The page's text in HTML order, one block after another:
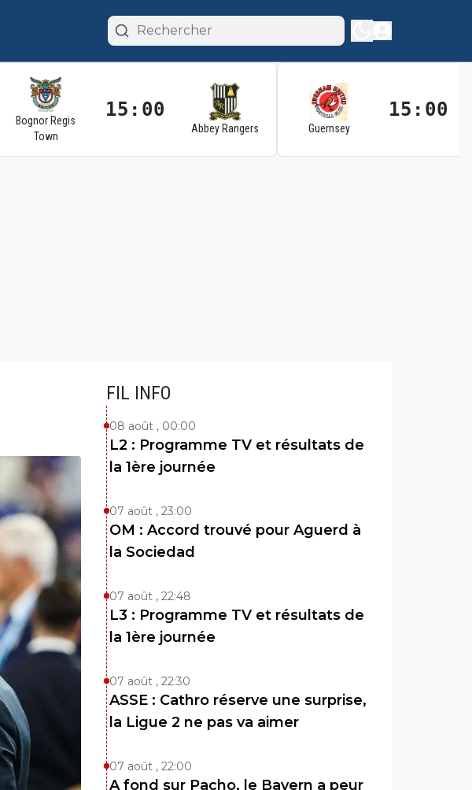
Bognor Regis
Town
15:00
Abbey Rangers Guernsey
15:00
FIL INFO
08 août , 00:00
L2 : Programme TV et résultats de
la 1ère journée
07 août , 23:00
OM : Accord trouvé pour Aguerd à
la Sociedad
07 août , 22:48
L3 : Programme TV et résultats de
la 1ère journée
07 août , 22:30
ASSE : Cathro réserve une surprise,
la Ligue 2 ne pas va aimer
07 août , 22:00
A fond sur Pacho, le Bayern a peur